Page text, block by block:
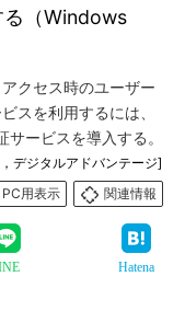
る（Windows
クセス時のユーザー
スを利用するには、
ービスを導入する。
，デジタルアドバンテージ]
PC用表示
関連情報
Hatena